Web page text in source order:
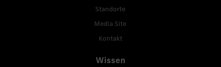
Standorte
Media Site
Kontakt
Wissen